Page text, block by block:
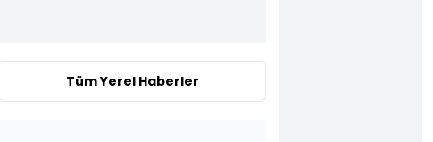
Tüm Yerel Haberler